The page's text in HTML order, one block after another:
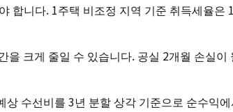
합니다. 1주택 비조정 지역 기준 취득세율
크게 줄일 수 있습니다. 공실 2개월 손실
수선비를 3년 분할 상각 기준으로 순수익